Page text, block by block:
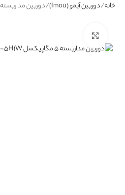
خانه دوربین آیمو (Imou) دوربین مداربسته 5 مگاپیکسل Cruiser K7CP-5H1W آیمو